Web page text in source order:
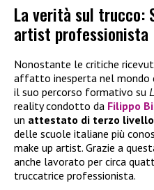
La verità sul trucco:
artist professionista
Nonostante le critiche
affatto inesperta nel mondo
il suo percorso formativo su
reality condotto da Filippo
un attestato di terzo livello
delle scuole italiane più
make up artist. Grazie a
anche lavorato per circa
truccatrice professionista.